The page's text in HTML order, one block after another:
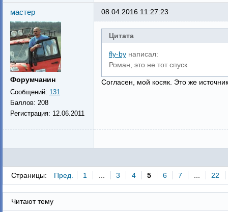
мастер
Форумчанин
Сообщений: 131
Баллов: 208
Регистрация: 12.06.2011
08.04.2016 11:27:23
Цитата
fly-byнаписал:
Роман, это не тот спуск
Согласен, мой косяк. Это же
Страницы: Пред. 1 3 4 5 6 7 22
Читают тему